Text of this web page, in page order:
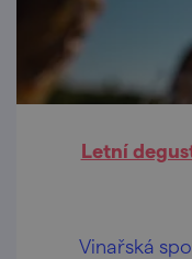
Letní
Vinařská